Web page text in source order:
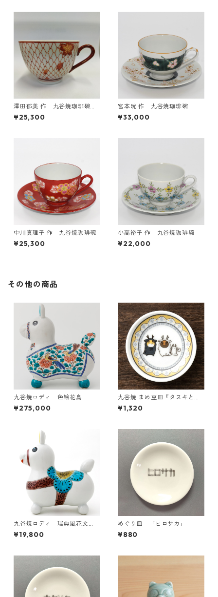
澤田郁美 作 九谷焼珈琲碗
赤網
¥25,300
宮本晄 作 九谷焼珈琲碗
¥33,000
中川真理子 作 九谷焼珈琲碗
¥25,300
小高裕子 作 九谷焼珈琲碗
¥22,000
その他の商品
九谷焼ロディ 色絵花鳥
¥275,000
九谷焼 まめ豆皿『タヌキとキ
ツネ』 なかよし
¥1,320
九谷焼ロディ 瑞典風花文
（白）
¥19,800
めぐり皿 「ヒロサカ」
¥880